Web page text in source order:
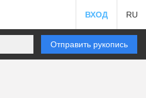
ВХОД RU
Отправить рукопись